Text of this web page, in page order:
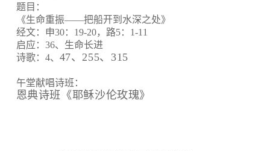
题目：
《生命重振——把船开到水深之处》
经文：申30：19-20，路5：1-11
启应：36、生命长进
诗歌：4、 47、255、315
午堂献唱诗班：
恩典诗班《耶稣沙伦玫瑰》